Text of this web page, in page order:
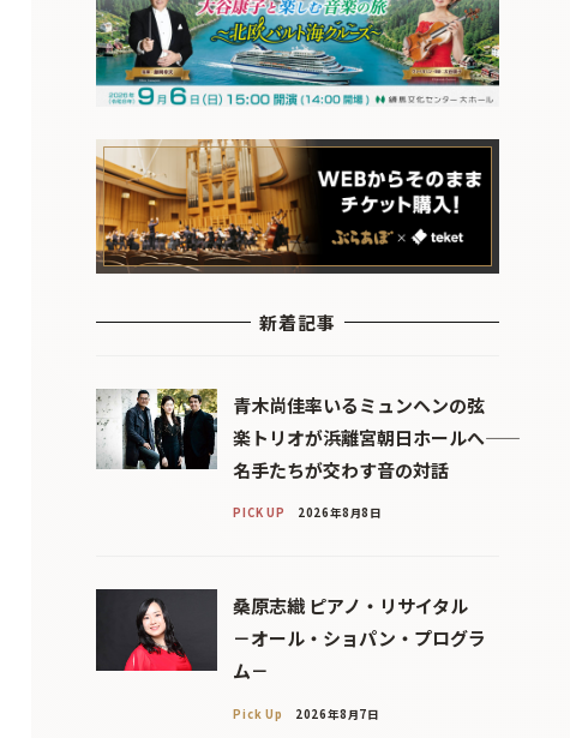
新着記事
青木尚佳率いるミュンヘンの弦
楽トリオが浜離宮朝日ホールへ――
名手たちが交わす音の対話
PICK UP 2026年8月8日
桑原志織 ピアノ・リサイタル
－オール・ショパン・プログラ
ム－
Pick Up 2026年8月7日